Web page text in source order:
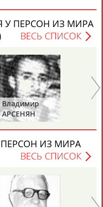
НАШИ КНОПКИ
inform@infosport.ru
У ПЕРСОН ИЗ МИРА
ВЕСЬ СПИСОК
Владимир
АРСЕНЯН
ИЗ МИРА
ВЕСЬ СПИСОК